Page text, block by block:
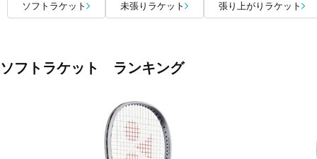
ソフトラケット 未張りラケット 張り上がりラケット
ソフトラケット ランキング